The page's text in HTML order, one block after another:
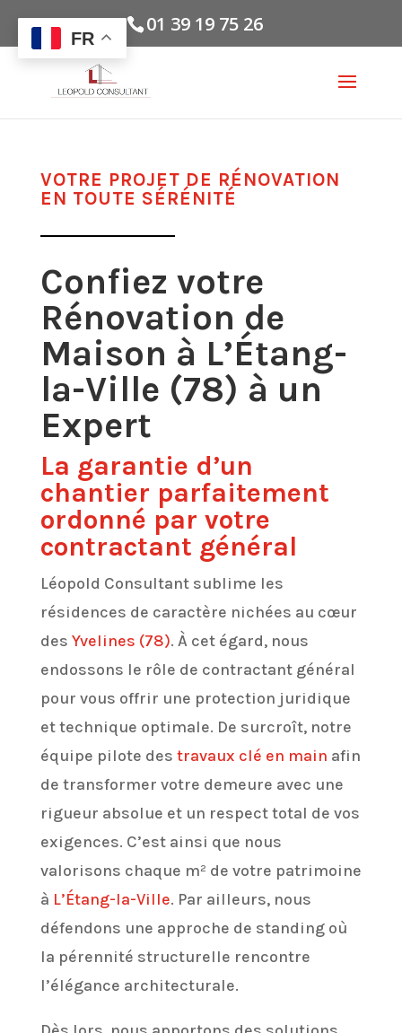
01 39 19 75 26
VOTRE PROJET DE RÉNOVATION
EN TOUTE SÉRÉNITÉ
Confiez votre
Rénovation de
Maison à L’Étang-
la-Ville (78) à un
Expert
La garantie d’un
chantier parfaitement
ordonné par votre
contractant général
Léopold Consultant sublime les
résidences de caractère nichées au cœur
des Yvelines (78). À cet égard, nous
endossons le rôle de contractant général
pour vous offrir une protection juridique
et technique optimale. De surcroît, notre
équipe pilote des travaux clé en main afin
de transformer votre demeure avec une
rigueur absolue et un respect total de vos
exigences. C’est ainsi que nous
valorisons chaque m² de votre patrimoine
à L’Étang-la-Ville. Par ailleurs, nous
défendons une approche de standing où
la pérennité structurelle rencontre
l’élégance architecturale.
FR